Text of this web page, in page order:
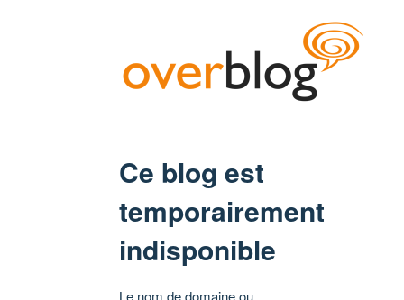
Ce blog est
temporairement
indisponible
Le nom de domaine ou